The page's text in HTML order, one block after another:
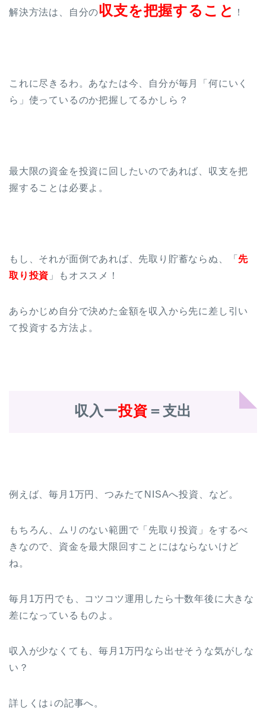
解決方法は、自分の収支を把握すること ！
これに尽きるわ。あなたは今、自分が毎月「何にいく
ら」使っているのか把握してるかしら？
最大限の資金を投資に回したいのであれば、収支を把
握することは必要よ。
もし、それが面倒であれば、先取り貯蓄ならぬ、「先
取り投資 」もオススメ！
あらかじめ自分で決めた金額を収入から先に差し引い
て投資する方法よ。
収入ー投資 ＝支出
例えば、毎月1万円、つみたてNISAへ投資、など。
もちろん、ムリのない範囲で「先取り投資」をするべ
きなので、資金を最大限回すことにはならないけど
ね。
毎月1万円でも、コツコツ運用したら十数年後に大きな
差になっているものよ。
収入が少なくても、毎月1万円なら出せそうな気がしな
い？
詳しくは↓の記事へ。